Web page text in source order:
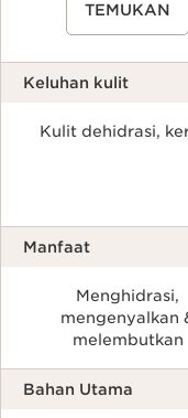
TEMUKAN
Keluhan kulit
Kulit dehidrasi,
Manfaat
Menghidrasi,
mengenyalkan
melembutkan
Bahan Utama